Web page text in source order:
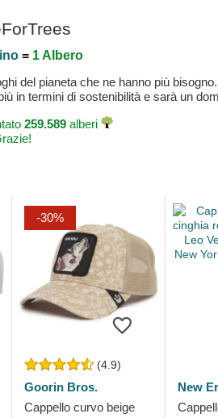
= 1 Albero
del pianeta che ne hanno più
in termini di sostenibilità e sarà un
259.589 alberi
-30%
(4.9)
Goorin Bros.
Cappello curvo beige
New